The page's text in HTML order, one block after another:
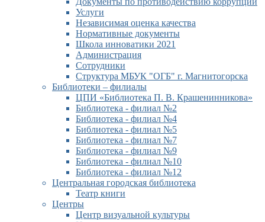
Услуги
Независимая оценка качества
Нормативные документы
Школа инноватики 2021
Администрация
Сотрудники
Структура МБУК "ОГБ" г. Магнитогорска
Библиотеки – филиалы
ЦПИ «Библиотека П. В. Крашенинникова»
Библиотека - филиал №2
Библиотека - филиал №4
Библиотека - филиал №5
Библиотека - филиал №7
Библиотека - филиал №9
Библиотека - филиал №10
Библиотека - филиал №12
Центральная городская библиотека
Театр книги
Центры
Центр визуальной культуры